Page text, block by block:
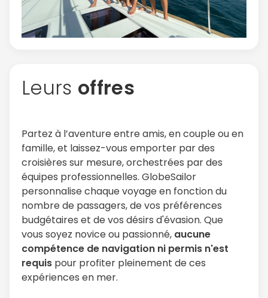
Leurs offres
Partez à l’aventure entre amis, en couple ou en
famille, et laissez-vous emporter par des
croisières sur mesure, orchestrées par des
équipes professionnelles. GlobeSailor
personnalise chaque voyage en fonction du
nombre de passagers, de vos préférences
budgétaires et de vos désirs d'évasion. Que
vous soyez novice ou passionné, aucune
compétence de navigation ni permis n'est
requis pour profiter pleinement de ces
expériences en mer.
ou connectez-vous par mail
Politique de
confidentialité.